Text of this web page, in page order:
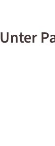
Unter